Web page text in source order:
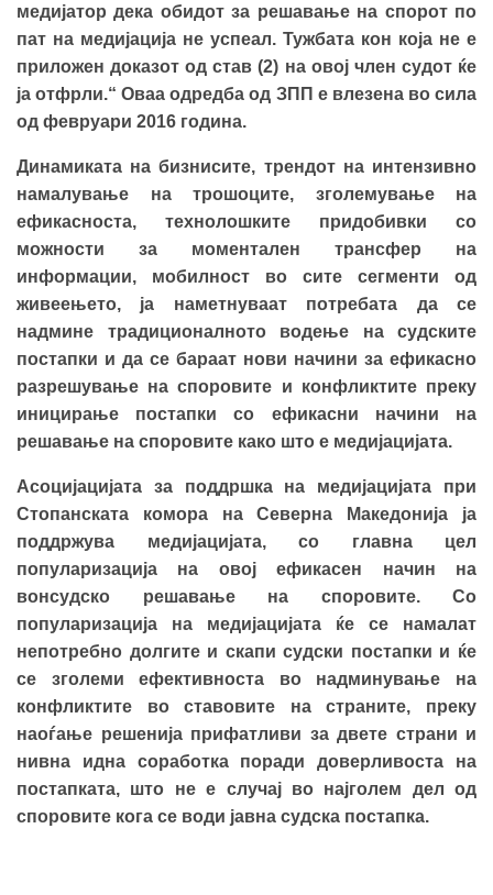
медијатор дека обидот за решавање на спорот по
пат на медијација не успеал. Тужбата кон која не е
приложен доказот од став (2) на овој член судот ќе
ја отфрли.“ Оваа одредба од ЗПП е влезена во сила
од февруари 2016 година.
Динамиката на бизнисите, трендот на интензивно
намалување на трошоците, зголемување на
ефикасноста, технолошките придобивки со
можности за моментален трансфер на
информации, мобилност во сите сегменти од
живеењето, ја наметнуваат потребата да се
надмине традиционалното водење на судските
постапки и да се бараат нови начини за ефикасно
разрешување на споровите и конфликтите преку
иницирање постапки со ефикасни начини на
решавање на споровите како што е медијацијата.
Асоцијацијата за поддршка на медијацијата при
Стопанската комора на Северна Македонија ја
поддржува медијацијата, со главна цел
популаризација на овој ефикасен начин на
вонсудско решавање на споровите. Со
популаризација на медијацијата ќе се намалат
непотребно долгите и скапи судски постапки и ќе
се зголеми ефективноста во надминување на
конфликтите во ставовите на страните, преку
наоѓање решенија прифатливи за двете страни и
нивна идна соработка поради доверливоста на
постапката, што не е случај во најголем дел од
споровите кога се води јавна судска постапка.